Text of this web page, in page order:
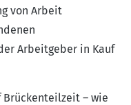
von Arbeit
Arbeitgeber in Kauf
Brückenteilzeit – wie